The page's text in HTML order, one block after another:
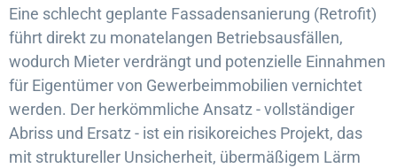
Eine schlecht geplante Fassadensanierung (Retrofit)
führt direkt zu monatelangen Betriebsausfällen,
wodurch Mieter verdrängt und potenzielle Einnahmen
für Eigentümer von Gewerbeimmobilien vernichtet
werden. Der herkömmliche Ansatz - vollständiger
Abriss und Ersatz - ist ein risikoreiches Projekt, das
mit struktureller Unsicherheit, übermäßigem Lärm